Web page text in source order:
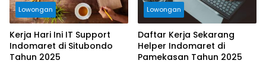
Lowongan
Kerja Hari Ini IT Support
Indomaret di Situbondo
Tahun 2025
Lowongan
Daftar Kerja Sekarang
Helper Indomaret di
Pamekasan Tahun 2025